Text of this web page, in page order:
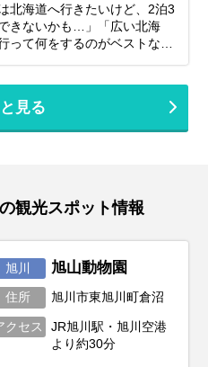
めスポット＆アクティビテ
びの秘訣、そしてあると便利
意点まで、パパママ目線で徹
北海道へ行きたいけど、2泊3
きないかも…」「広い北海
って何をするのがベストな
しむことは可能です！この記
いあなたのために、2泊3日の
あなただけの特別な北海道旅
ためのヒントを見つけて、最
見る
観光スポット情報
旭川 旭山動物園
住所 旭川市東旭川町倉沼
クセス
JR旭川駅・旭川空港
より約30分